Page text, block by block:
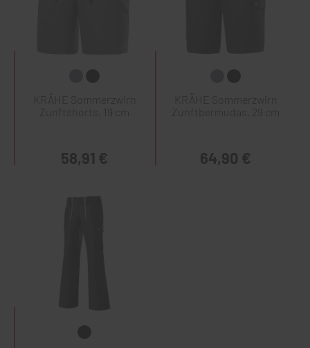
KRÄHE Sommerzwirn
Zunftshorts, 19 cm
58,91 €
KRÄHE Sommerzwirn
Zunftbermudas, 29 cm
64,90 €